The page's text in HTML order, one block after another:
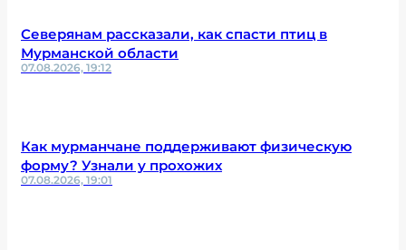
Северянам рассказали, как спасти птиц в
Мурманской области
07.08.2026, 19:12
Как мурманчане поддерживают физическую
форму? Узнали у прохожих
07.08.2026, 19:01